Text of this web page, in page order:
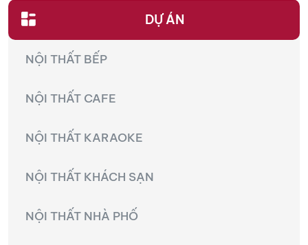
NGÀNH
BẾP
DỰ ÁN
NỘI THẤT BẾP
NỘI THẤT CAFE
NỘI THẤT KARAOKE
NỘI THẤT KHÁCH SẠN
NỘI THẤT NHÀ PHỐ